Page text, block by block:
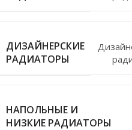
ДИЗАЙНЕРСКИЕ
РАДИАТОРЫ
НАПОЛЬНЫЕ И
НИЗКИЕ РАДИАТОРЫ